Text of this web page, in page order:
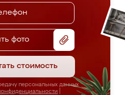
фото
стоимость
персональных данных